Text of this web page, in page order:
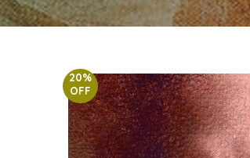
20%
OFF